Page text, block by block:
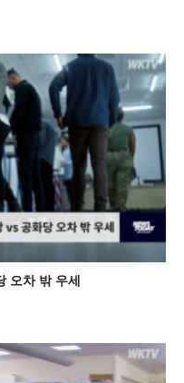
오차 밖 우세